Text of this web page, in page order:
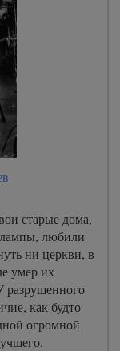
старые дома,
лампы, любили
ни церкви, в
умер их
разрушенного
как будто
огромной